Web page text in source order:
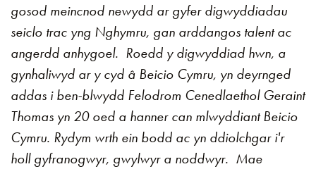
gosod meincnod newydd ar gyfer digwyddiadau
seiclo trac yng Nghymru, gan arddangos talent ac
angerdd anhygoel. Roedd y digwyddiad hwn, a
gynhaliwyd ar y cyd â Beicio Cymru, yn deyrnged
addas i ben-blwydd Felodrom Cenedlaethol Geraint
Thomas yn 20 oed a hanner can mlwyddiant Beicio
Cymru. Rydym wrth ein bodd ac yn ddiolchgar i'r
holl gyfranogwyr, gwylwyr a noddwyr. Mae